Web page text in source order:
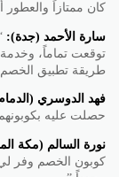
كان ممتازاً
سارة الأحمد (جدة):
توقعت تماماً،
طريقة تطبيق
فهد الدوسري
حصلت عليه
نورة السالم (مكة
كوبون الخصم وفر